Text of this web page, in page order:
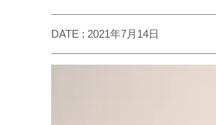
DATE : 2021年7月14日